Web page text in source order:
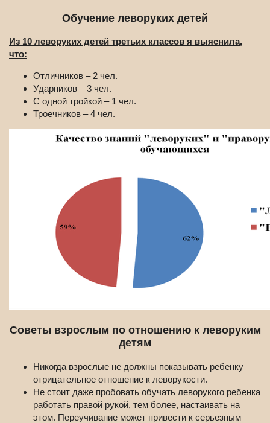
Обучение леворуких детей
Из 10 леворуких детей третьих классов я выяснила,
что:
Отличников – 2 чел.
Ударников – 3 чел.
С одной тройкой – 1 чел.
Троечников – 4 чел.
Советы взрослым по отношению к леворуким
детям
Никогда взрослые не должны показывать ребенку
отрицательное отношение к леворукости.
Не стоит даже пробовать обучать леворукого ребенка
работать правой рукой, тем более, настаивать на
этом. Переучивание может привести к серьезным